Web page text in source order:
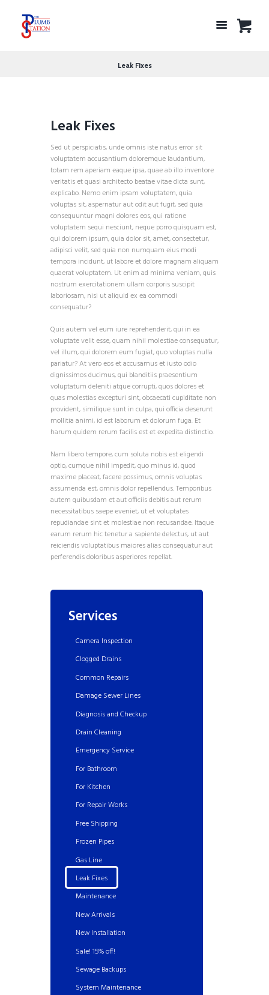
Leak Fixes
Leak Fixes
Sed ut perspiciatis, unde omnis iste natus error sit
voluptatem accusantium doloremque laudantium,
totam rem aperiam eaque ipsa, quae ab illo inventore
veritatis et quasi architecto beatae vitae dicta sunt,
explicabo. Nemo enim ipsam voluptatem, quia
voluptas sit, aspernatur aut odit aut fugit, sed quia
consequuntur magni dolores eos, qui ratione
voluptatem sequi nesciunt, neque porro quisquam est,
qui dolorem ipsum, quia dolor sit, amet, consectetur,
adipisci velit, sed quia non numquam eius modi
tempora incidunt, ut labore et dolore magnam aliquam
quaerat voluptatem. Ut enim ad minima veniam, quis
nostrum exercitationem ullam corporis suscipit
laboriosam, nisi ut aliquid ex ea commodi
consequatur?
Quis autem vel eum iure reprehenderit, qui in ea
voluptate velit esse, quam nihil molestiae consequatur,
vel illum, qui dolorem eum fugiat, quo voluptas nulla
pariatur? At vero eos et accusamus et iusto odio
dignissimos ducimus, qui blanditiis praesentium
voluptatum deleniti atque corrupti, quos dolores et
quas molestias excepturi sint, obcaecati cupiditate non
provident, similique sunt in culpa, qui officia deserunt
mollitia animi, id est laborum et dolorum fuga. Et
harum quidem rerum facilis est et expedita distinctio.
Nam libero tempore, cum soluta nobis est eligendi
optio, cumque nihil impedit, quo minus id, quod
maxime placeat, facere possimus, omnis voluptas
assumenda est, omnis dolor repellendus. Temporibus
autem quibusdam et aut officiis debitis aut rerum
necessitatibus saepe eveniet, ut et voluptates
repudiandae sint et molestiae non recusandae. Itaque
earum rerum hic tenetur a sapiente delectus, ut aut
reiciendis voluptatibus maiores alias consequatur aut
perferendis doloribus asperiores repellat.
Services
Camera Inspection
Clogged Drains
Common Repairs
Damage Sewer Lines
Diagnosis and Checkup
Drain Cleaning
Emergency Service
For Bathroom
For Kitchen
For Repair Works
Free Shipping
Frozen Pipes
Gas Line
Leak Fixes
Maintenance
New Arrivals
New Installation
Sale! 15% off!
Sewage Backups
System Maintenance